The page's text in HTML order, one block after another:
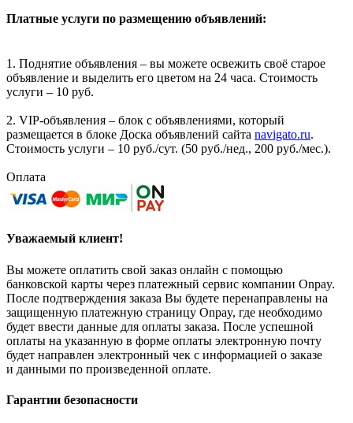
Платные услуги по размещению объявлений:
1. Поднятие объявления – вы можете освежить своё старое
объявление и выделить его цветом на 24 часа. Стоимость
услуги – 10 руб.
2. VIP-объявления – блок с объявлениями, который
размещается в блоке Доска объявлений сайта navigato.ru.
Стоимость услуги – 10 руб./сут. (50 руб./нед., 200 руб./мес.).
Оплата
Уважаемый клиент!
Вы можете оплатить свой заказ онлайн с помощью
банковской карты через платежный сервис компании Onpay.
После подтверждения заказа Вы будете перенаправлены на
защищенную платежную страницу Onpay, где необходимо
будет ввести данные для оплаты заказа. После успешной
оплаты на указанную в форме оплаты электронную почту
будет направлен электронный чек с информацией о заказе
и данными по произведенной оплате.
Гарантии безопасности